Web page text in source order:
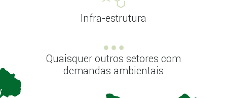
Infra-estrutura
Quaisquer outros setores com
demandas ambientais